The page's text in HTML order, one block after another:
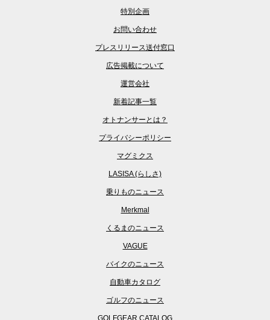
特別企画
お問い合わせ
プレスリリース送付窓口
広告掲載について
運営会社
新着記事一覧
オトナンサーとは？
プライバシーポリシー
マグミクス
LASISA (らしさ)
乗りものニュース
Merkmal
くるまのニュース
VAGUE
バイクのニュース
自動車カタログ
ゴルフのニュース